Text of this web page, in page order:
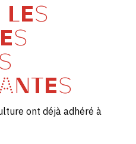
LES
ont déjà adhéré à